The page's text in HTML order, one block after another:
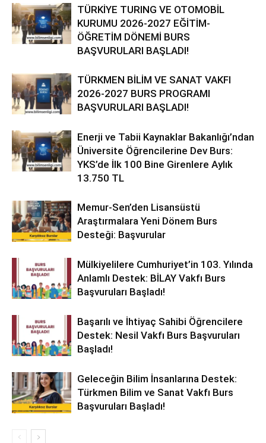
TÜRKİYE TURING VE OTOMOBİL
KURUMU 2026-2027 EĞİTİM-
ÖĞRETİM DÖNEMİ BURS
BAŞVURULARI BAŞLADI!
TÜRKMEN BİLİM VE SANAT VAKFI
2026-2027 BURS PROGRAMI
BAŞVURULARI BAŞLADI!
Enerji ve Tabii Kaynaklar Bakanlığı’ndan
Üniversite Öğrencilerine Dev Burs:
YKS’de İlk 100 Bine Girenlere Aylık
13.750 TL
Memur-Sen’den Lisansüstü
Araştırmalara Yeni Dönem Burs
Desteği: Başvurular
Mülkiyelilere Cumhuriyet’in 103. Yılında
Anlamlı Destek: BİLAY Vakfı Burs
Başvuruları Başladı!
Başarılı ve İhtiyaç Sahibi Öğrencilere
Destek: Nesil Vakfı Burs Başvuruları
Başladı!
Geleceğin Bilim İnsanlarına Destek:
Türkmen Bilim ve Sanat Vakfı Burs
Başvuruları Başladı!